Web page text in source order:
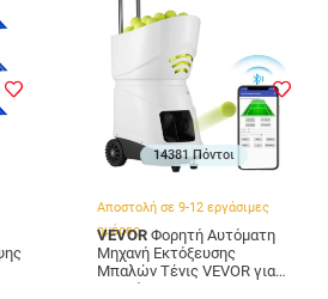
14381 Πόντοι
Αποστολή σε 9-12 εργάσιμες
ημέρες
VEVOR
Μηχανή Εκτόξευσης
Μπαλών Τένις VEVOR για
Προπόνηση